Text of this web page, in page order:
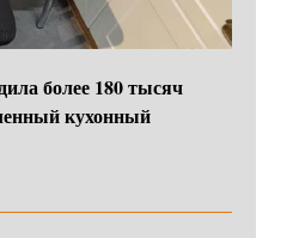
более 180 тысяч
кухонный